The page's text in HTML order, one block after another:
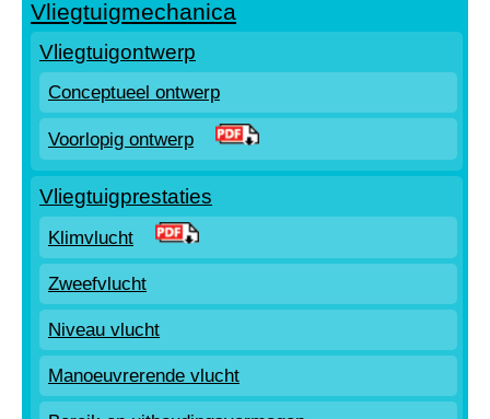
Vliegtuigmechanica
Vliegtuigontwerp
Conceptueel ontwerp
Voorlopig ontwerp
Vliegtuigprestaties
Klimvlucht
Zweefvlucht
Niveau vlucht
Manoeuvrerende vlucht